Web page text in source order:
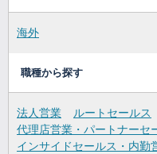
海外
職種から探す
法人営業 ルートセールス
代理店営業・パートナーセ
インサイドセールス・内勤